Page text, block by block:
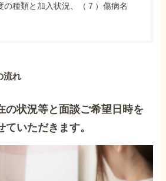
の種類と加入状況、（７）傷病名
流れ
の状況等と面談ご希望日時を
ていただきます。